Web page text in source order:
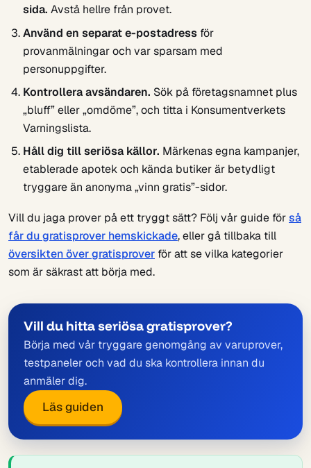
sida. Avstå hellre från provet.
Använd en separat e-postadressför
provanmälningar och var sparsam med
personuppgifter.
Kontrollera avsändaren. Sök på företagsnamnet plus
„bluff” eller „omdöme”, och titta i Konsumentverkets
Varningslista.
Håll dig till seriösa källor. Märkenas egna kampanjer,
etablerade apotek och kända butiker är betydligt
tryggare än anonyma „vinn gratis”-sidor.
Vill du jaga prover på ett tryggt sätt? Följ vår guide förså
får du gratisprover hemskickade, eller gå tillbaka till
översikten över gratisprover för att se vilka kategorier
som är säkrast att börja med.
Vill du hitta seriösa gratisprover?
Börja med vår tryggare genomgång av varuprover,
testpaneler och vad du ska kontrollera innan du
anmäler dig.
Läs guiden